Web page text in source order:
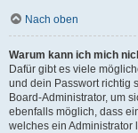
Nach oben
Warum kann ich mich
Dafür gibt es viele
und dein Passwort richtig
Board-Administrator, um
ebenfalls möglich, dass
welches ein Administrator